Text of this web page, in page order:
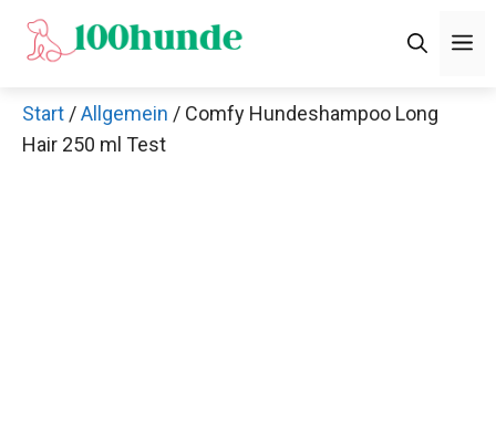
Zum
Inhalt
Start /Allgemein / Comfy Hundeshampoo Long
Hair 250 ml Test